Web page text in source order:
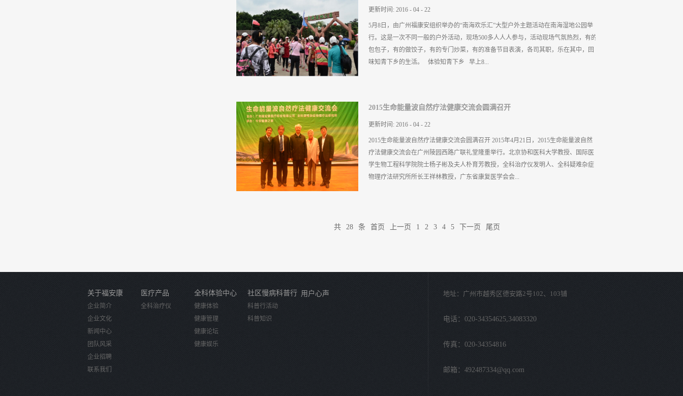
到场祝贺，一起启动幸福·平安·健康的启航仪式。 活动伊始，崔志敏总经理首先致
词，他回顾了广州福安康成立十二年来的发展历程，从创立之初的艰难起步到现在的
行业领先；从全科治疗仪登陆广州时的无人相识到现在的盛友如云，数以万计的福安
康会员见证了企业的发展、壮大，多年来企业规模越来越大，客户数量也越来越多，
但是从创立之初秉持的“诚信为本、以爱经营”的企业理念却一直未变，十二年风雨兼
广东省康复医学会表示祝贺 ...
5月8日，由广州福康安组织举办的“南海欢乐汇”大型户外主题活动在南海湿地公园举
行。这是一次不同一般的户外活动，现场500多人人人参与，活动现场气氛热烈，有的
包包子，有的做饺子，有的专门炒菜，有的准备节目表演，各司其职，乐在其中，回
味知青下乡的生活。 体验知青下乡 早上8...
合影，然后就按照车上的分工进行准备，由于要自己准备午餐，于是就开始动手，包
饺子的～包包子的～一窝蜂拥上来领材料，现象数度出现各种忙乱。由于是用木材点
火做菜，因为人数太多，现象烟雾缭绕，烟薰得人眼泪直流，这次的体验式旅游真是
太难忘了，太感动了，很多会员大哥大姐的眼泪都止不住了…… 洗菜 接下来是各种
切菜 包包子 这是切菜？貌似刀功麻麻～～ 再看这位会员姐姐，您这是切菜啊还是
剁手啊？要不是笑得这么开心，还真不敢看呀～～接着是各路大厨PK，各种姿式，各
更新时间: 2016 - 04 - 22
2015生命能量波自然疗法健康交流会圆满召开
2015生命能量波自然疗法健康交流会圆满召开 2015年4月21日，2015生命能量波自然
疗法健康交流会在广州陵园西路广联礼堂隆重举行。北京协和医科大学教授、国际医
学生物工程科学院院士杨子彬及夫人朴育芳教授，全科治疗仪发明人、全科疑难杂症
物理疗法研究所所长王祥林教授，广东省康复医学会会...
始，崔志敏总经理在致辞中回顾了全科治疗仪从进入广州到发展壮大的历程，指出广
一个现代医疗设备，打造了福安康健康产业……并通过各种形式传播福安康健康理
是根据广州福安康的企业理念和发展规划，针对不同用户群体的不同健康诉求搭建并
州福安康联合全科疑难杂症物理疗法研究所于年初便达成共识并大力...
更新时间: 2016 - 04 - 22
共 28 条 首页 上一页 1 2 3 4 5 下一页 尾页
关于福安康
企业简介
企业文化
新闻中心
团队风采
企业招聘
联系我们
医疗产品
全科治疗仪
全科体验中心
健康体验
健康管理
健康论坛
健康娱乐
社区慢病科普行
科普行活动
科普知识
用户心声 地址：广州市越秀区德安路2号102、103铺
电话：020-34354625,34083320
传真：020-34354816
邮箱：492487334@qq.com